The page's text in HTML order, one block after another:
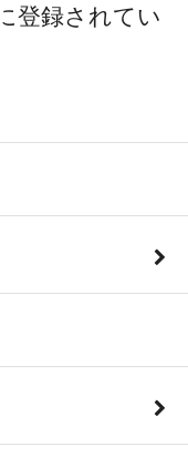
登録されてい